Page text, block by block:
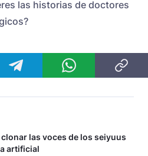
las historias de doctores
las voces de los seiyuus
artificial